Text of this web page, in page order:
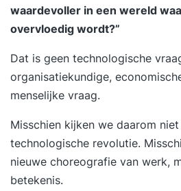
waardevoller in een wereld
overvloedig wordt?”
Dat is geen technologische
organisatiekundige,
menselijke vraag.
Misschien kijken we daarom
technologische revolutie.
nieuwe choreografie van werk,
betekenis.